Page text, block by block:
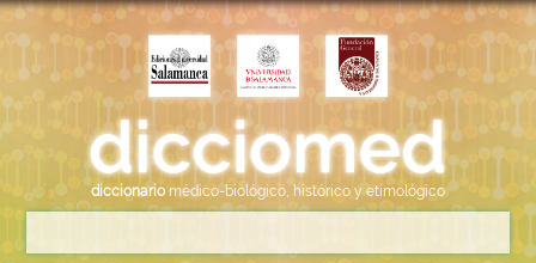
diccionario médico-biológico, histórico y etimológico